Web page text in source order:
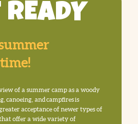
READY
of a summer camp as a woody
canoeing, and campfires is
acceptance of newer types of
offer a wide variety of